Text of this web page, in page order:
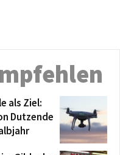
als Ziel:
Dutzende